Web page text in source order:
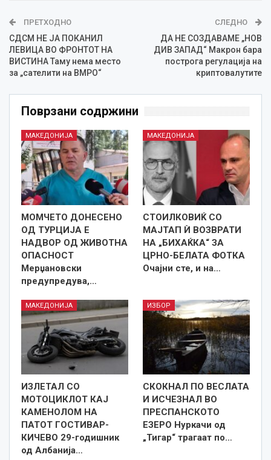
ПРЕТХОДНО
СДСМ НЕ ЈА ПОКАНИЛ
ЛЕВИЦА ВО ФРОНТОТ НА
ВИСТИНА Таму нема место
за „сателити на ВМРО“
СЛЕДНО
ДА НЕ СОЗДАВАМЕ „НОВ
ДИВ ЗАПАД“ Макрон бара
построга регулација на
криптовалутите
Поврзани содржини
МАКЕДОНИЈА
МОМЧЕТО ДОНЕСЕНО
ОД ТУРЦИЈА Е
НАДВОР ОД ЖИВОТНА
ОПАСНОСТ
Мерџановски
предупредува,…
МАКЕДОНИЈА
СТОИЛКОВИЌ СО
МАЈТАП Ѝ ВОЗВРАТИ
НА „БИХАЌКА“ ЗА
ЦРНО-БЕЛАТА ФОТКА
Очајни сте, и на…
МАКЕДОНИЈА
ИЗЛЕТАЛ СО
МОТОЦИКЛОТ КАЈ
КАМЕНОЛОМ НА
ПАТОТ ГОСТИВАР-
КИЧЕВО 29-годишник
од Албанија…
ИЗБОР
СКОКНАЛ ПО ВЕСЛАТА
И ИСЧЕЗНАЛ ВО
ПРЕСПАНСКОТО
ЕЗЕРО Нуркачи од
„Тигар“ трагаат по…